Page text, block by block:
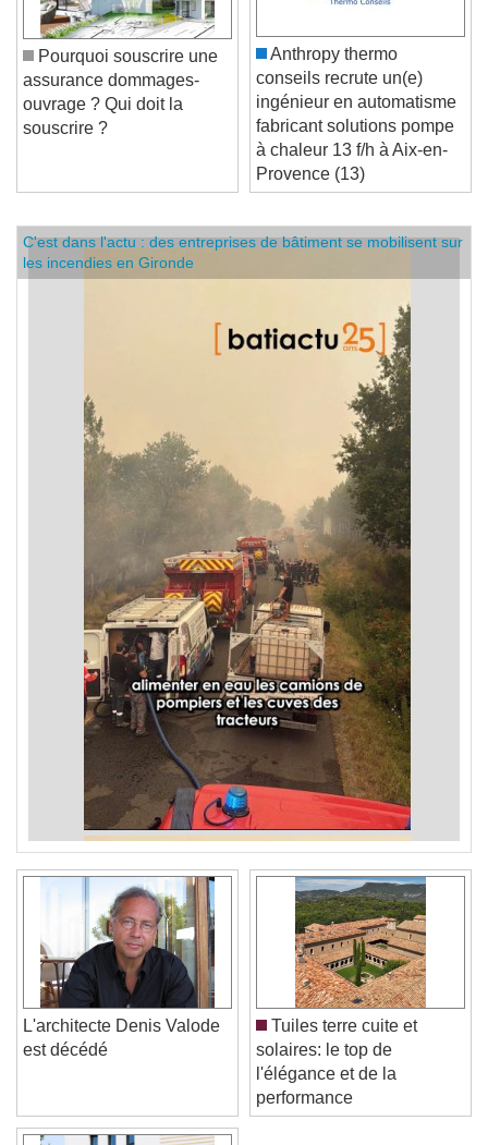
Pourquoi souscrire une
assurance dommages-
ouvrage ? Qui doit la
Anthropy thermo
conseils recrute un(e)
ingénieur en automatisme
fabricant solutions pompe
à chaleur 13 f/h à Aix-en-
Provence (13)
C'est dans l'actu : des entreprises de bâtiment se mobilisent sur
les incendies en Gironde
L'architecte Denis Valode
Tuiles terre cuite et
solaires: le top de
l'élégance et de la
performance